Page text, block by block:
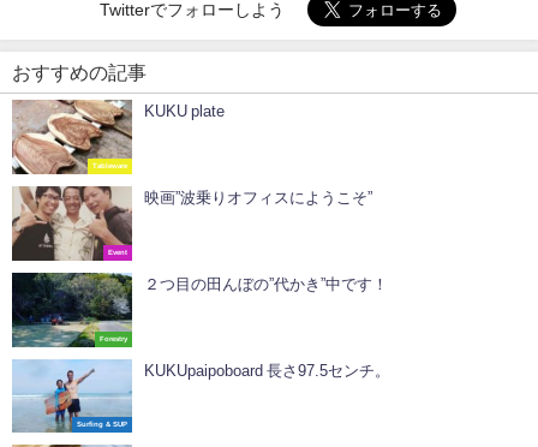
Twitterでフォローしよう
おすすめの記事
Tableware
KUKU plate
Event
映画”波乗りオフィスにようこそ”
Forestry
２つ目の田んぼの”代かき”中です！
Surfing & SUP
KUKUpaipoboard 長さ97.5センチ。